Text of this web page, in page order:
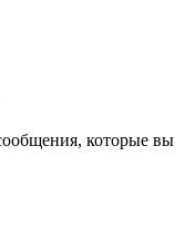
которые вы